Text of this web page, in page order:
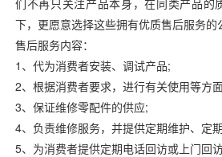
下，更愿意选择这些拥有优质售后服务的
售后服务内容：
1、代为消费者安装、 调试产品;
2、根据消费者要求，进行有关使用等方
3、保证维修零配件的供应;
4、负责维修服务，并提供定期维护、定
5、为消费者提供定期电话回访或上门回